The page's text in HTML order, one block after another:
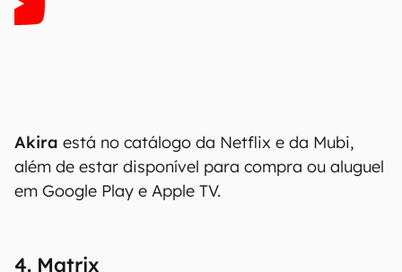
Akira está no catálogo da Netflix e da Mubi,
além de estar disponível para compra ou aluguel
em Google Play e Apple TV.
4. Matrix